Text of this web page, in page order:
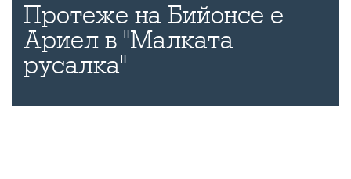
Протеже на Бийонсе е
Ариел в "Малката
русалка"